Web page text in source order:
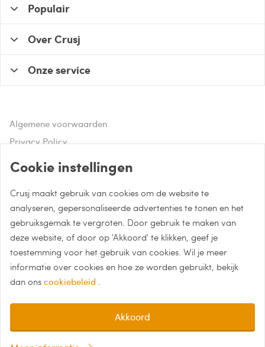
Hulp of advies nodig?
Bel naar 085 - 0043 015
Whatsapp met Crusj
info@crusj.com
Populair
Over Crusj
Onze service
Algemene voorwaarden
Privacy Policy
Disclaimer
Cookie instellingen
Crusj maakt gebruik van cookies om de website te
analyseren, gepersonaliseerde advertenties te tonen en het
gebruiksgemak te vergroten. Door gebruik te maken van
deze website, of door op 'Akkoord' te klikken, geef je
toestemming voor het gebruik van cookies. Wil je meer
informatie over cookies en hoe ze worden gebruikt, bekijk
dan ons cookiebeleid .
Akkoord